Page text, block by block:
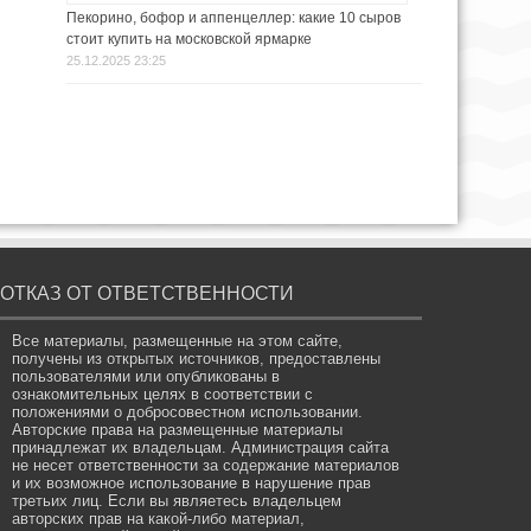
Пекорино, бофор и аппенцеллер: какие 10 сыров
стоит купить на московской ярмарке
25.12.2025 23:25
ОТКАЗ ОТ ОТВЕТСТВЕННОСТИ
Все материалы, размещенные на этом сайте,
получены из открытых источников, предоставлены
пользователями или опубликованы в
ознакомительных целях в соответствии с
положениями о добросовестном использовании.
Авторские права на размещенные материалы
принадлежат их владельцам. Администрация сайта
не несет ответственности за содержание материалов
и их возможное использование в нарушение прав
третьих лиц. Если вы являетесь владельцем
авторских прав на какой-либо материал,